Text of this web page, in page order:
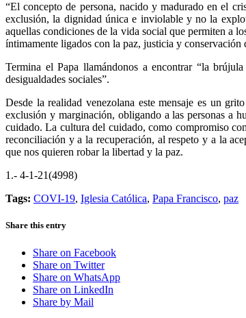
“El concepto de persona, nacido y madurado en el
exclusión, la dignidad única e inviolable y no la
aquellas condiciones de la vida social que permiten a
íntimamente ligados con la paz, justicia y conservación
Termina el Papa llamándonos a encontrar “la
desigualdades sociales”.
Desde la realidad venezolana este mensaje es un
exclusión y marginación, obligando a las personas a
cuidado. La cultura del cuidado, como compromiso
reconciliación y a la recuperación, al respeto y a la
que nos quieren robar la libertad y la paz.
1.- 4-1-21(4998)
Tags: COVI-19, Iglesia Católica, Papa Francisco, paz
Share this entry
Share on Facebook
Share on Twitter
Share on WhatsApp
Share on LinkedIn
Share by Mail